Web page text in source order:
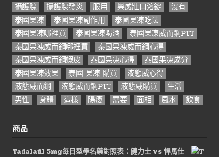
攝護腺
攝護腺發炎 服用 樂威壯口溶錠
沒有
泰國果凍
泰國果凍副作用
泰國果凍吃法
泰國果凍哪裡買
泰國果凍喝酒
泰國果凍威而鋼PTT
泰國果凍威而鋼哪裡買
泰國果凍威而鋼心得
泰國果凍威而鋼蝦皮
泰國果凍心得
泰國果凍成分
泰國果凍效果
泰國 果凍 購買
液態威心得
液態威而鋼
液態威而鋼PTT 液態威購買
生活
男性
身體 這樣 陽痿 需要 面相 風水 飲食
商品
Tadalafil 5mg每日型學名藥對照表：健力士 vs 悍馬仕